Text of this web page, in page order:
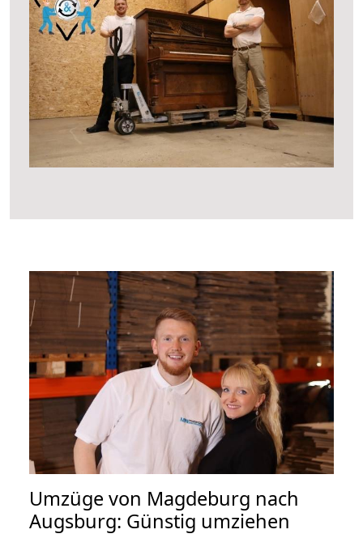
Umzüge von Magdeburg nach
Augsburg: Günstig umziehen